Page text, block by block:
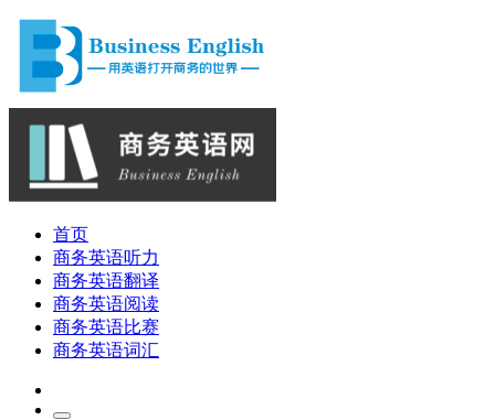
首页
商务英语听力
商务英语翻译
商务英语阅读
商务英语比赛
商务英语词汇